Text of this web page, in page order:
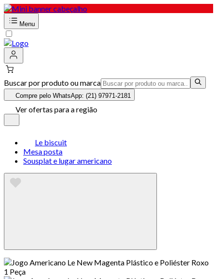
Menu
Buscar por produto ou marca
Compre pelo WhatsApp: (21) 97971-2181
Ver ofertas para a região
Le biscuit
Mesa posta
Sousplat e lugar americano